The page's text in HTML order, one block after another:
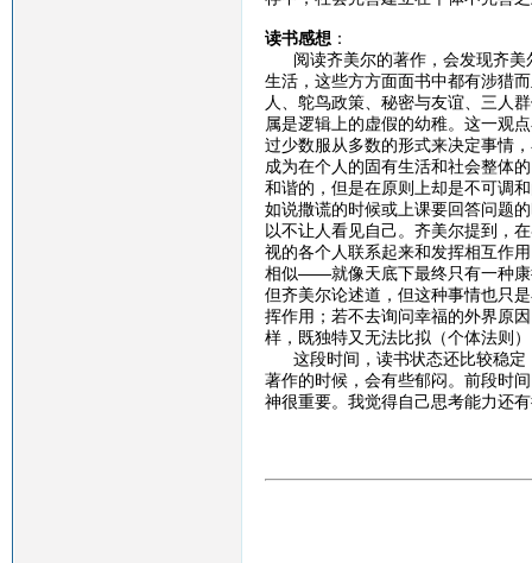
读书感想 ：
阅读齐美尔的著作，会发现齐美
生活，这些方方面面书中都有涉猎
人、鸵鸟政策、秘密与友谊、三人
属是逻辑上的虚假的幼稚。这一观
过少数服从多数的形式来决定事情
成为在个人的固有生活和社会整体
和谐的，但是在原则上却是不可调
如说撒谎的时候或上课要回答问题
以不让人看见自己。齐美尔提到，
视的各个人联系起来和发挥相互作
相似——就像天底下最终只有一种
但齐美尔论述道，但这种事情也只
挥作用；若不去询问幸福的外界原
样，既独特又无法比拟（个体法则
这段时间，读书状态还比较稳定
著作的时候，会有些郁闷。前段时
神很重要。我觉得自己思考能力还